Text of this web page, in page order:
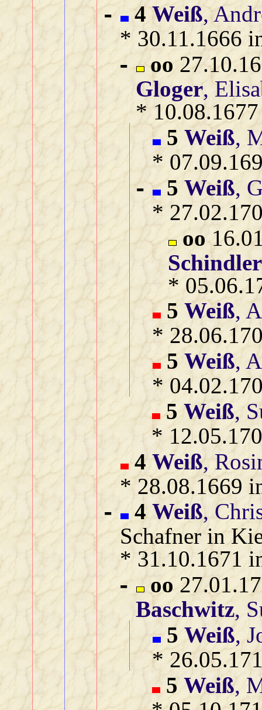
- 4 Weiß,
* 30.11.1666
- oo
Gloger,
*
5 Weiß,
*
- 5 Weiß,
*
oo
Schindler
*
5 Weiß,
*
5 Weiß,
*
5 Weiß,
*
4 Weiß,
* 28.08.1669
- 4 Weiß,
Schafner in
* 31.10.1671
- oo
Baschwitz,
5 Weiß,
*
5 Weiß,